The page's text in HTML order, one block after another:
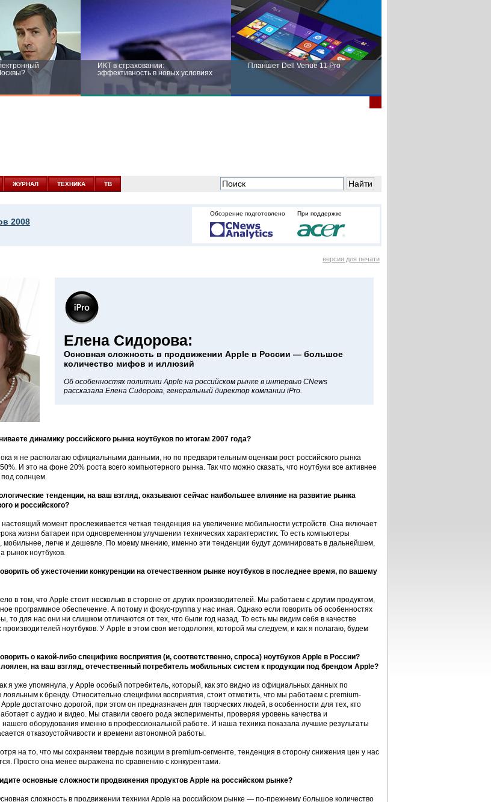
ИКТ в страховании:
эффективность в новых условиях
Планшет Dell Venue 11 Pro
новых условиях
ЖУРНАЛ ТЕХНИКА ТВ
2008
Обозрение подготовлено При поддержке
версия для печати
Елена Сидорова:
Основная сложность в продвижении Apple в России — большое
количество мифов и иллюзий
Об особенностях политики Apple на российском рынке в интервью CNews
рассказала Елена Сидорова, генеральный директор компании iPro.
динамику российского рынка ноутбуков по итогам 2007 года?
я не располагаю официальными данными, но по предварительным оценкам рост российского рынка
И это на фоне 20% роста всего компьютерного рынка. Так что можно сказать, что ноутбуки все активнее
солнцем.
тенденции, на ваш взгляд, оказывают сейчас наибольшее влияние на развитие рынка
и российского?
настоящий момент прослеживается четкая тенденция на увеличение мобильности устройств. Она включает
жизни батареи при одновременном улучшении технических характеристик. То есть компьютеры
мобильнее, легче и дешевле. По моему мнению, именно эти тенденции будут доминировать в дальнейшем,
рынок ноутбуков.
об ужесточении конкуренции на отечественном рынке ноутбуков в последнее время, по вашему
в том, что Apple стоит несколько в стороне от других производителей. Мы работаем с другим продуктом,
программное обеспечение. А потому и фокус-группа у нас иная. Однако если говорить об особенностях
то для нас они ни слишком отличаются от тех, что были год назад. То есть мы видим себя в качестве
производителей ноутбуков. У Apple в этом своя методология, которой мы следуем, и как я полагаю, будем
о какой-либо специфике восприятия (и, соответственно, спроса) ноутбуков Apple в России?
на ваш взгляд, отечественный потребитель мобильных систем к продукции под брендом Apple?
я уже упомянула, у Apple особый потребитель, который, как это видно из официальных данных по
к бренду. Относительно специфики восприятия, стоит отметить, что мы работаем с premium-
достаточно дорогой, при этом он предназначен для творческих людей, в особенности для тех, кто
с аудио и видео. Мы ставили своего рода эксперименты, проверяя уровень качества и
нашего оборудования именно в профессиональной работе. И наша техника показала лучшие результаты
отказоустойчивости и времени автономной работы.
на то, что мы сохраняем твердые позиции в premium-сегменте, тенденция в сторону снижения цен у нас
Просто она менее выражена по сравнению с конкурентами.
основные сложности продвижения продуктов Apple на российском рынке?
сложность в продвижении техники Apple на российском рынке — по-прежнему большое количество